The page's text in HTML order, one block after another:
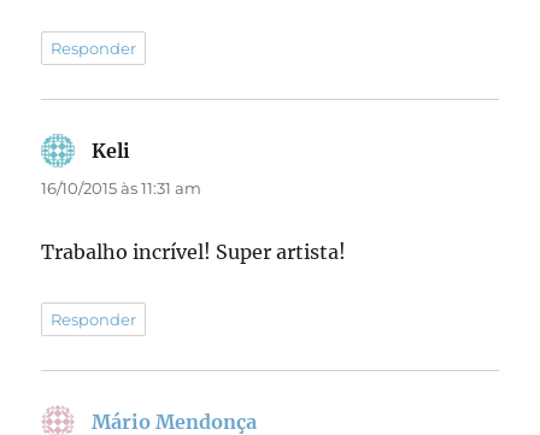
Responder
Keli
16/10/2015 às 11:31 am
Trabalho incrível! Super artista!
Responder
Mário Mendonça